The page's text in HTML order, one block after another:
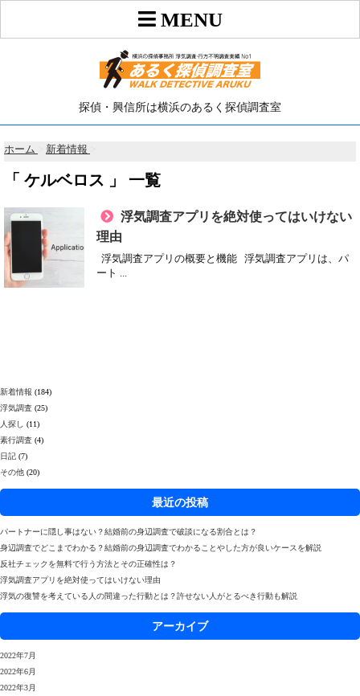
探偵・興信所は横浜のあるく探偵調査室
ホーム 新着情報
「 ケルベロス 」 一覧
浮気調査アプリを絶対使ってはいけない
理由
浮気調査アプリの概要と機能 浮気調査アプリは、パ
ート ...
新着情報 (184)
浮気調査 (25)
人探し
(11)
素行調査 (4)
日記 (7)
その他 (20)
最近の投稿
パートナーに隠し事はない？結婚前の身辺調査で破談になる割合とは？
身辺調査でどこまでわかる？結婚前の身辺調査でわかることやした方が良いケースを解説
反社チェックを無料で行う方法とその正確性は？
浮気調査アプリを絶対使ってはいけない理由
浮気の復讐を考えている人の間違った行動とは？許せない人がとるべき行動も解説
アーカイブ
2022年7月
2022年6月
2022年3月